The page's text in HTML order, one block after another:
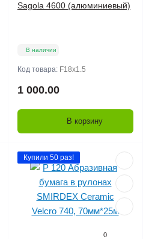
Sagola 4600 (алюминиевый)
В наличии
Код товара: F18х1.5
1 000.00
В корзину
Купили 50 раз!
0